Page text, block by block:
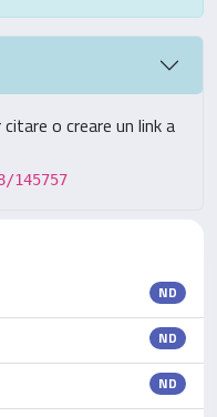
o creare un link a
ND
ND
ND